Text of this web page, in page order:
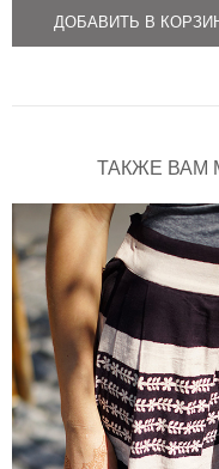
ДОБАВИТЬ В
ТАКЖЕ ВАМ